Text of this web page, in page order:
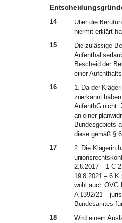
14
Über die
hiermit erklärt
15
Die zulässige
Bescheid der
einer
16
1. Da der
zuerkannt
AufenthG nicht.
an einer
Bundesgebiets
diese gemäß §
17
2. Die Klägerin
2.8.2017 – 1 C
19.8.2021 – 6 K
wohl auch OVG
A 1392/21 –
Bundesamtes
18
Wird einem